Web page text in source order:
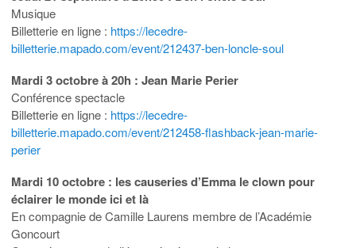
Musique
Billetterie en ligne : https://lecedre-
billetterie.mapado.com/event/212437-ben-loncle-soul
Mardi 3 octobre à 20h : Jean Marie Perier
Conférence spectacle
Billetterie en ligne : https://lecedre-
billetterie.mapado.com/event/212458-flashback-jean-marie-
perier
Mardi 10 octobre : les causeries d’Emma le clown pour
éclairer le monde ici et là
En compagnie de Camille Laurens membre de l’Académie
Goncourt